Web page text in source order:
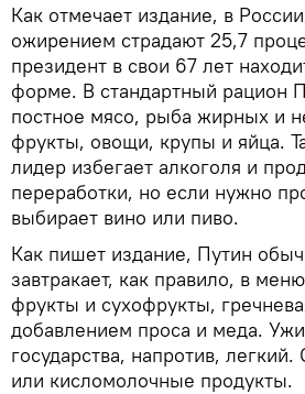
Как отмечает издание, в
ожирением страдают 25,7
президент в свои 67 лет
форме. В стандартный рацион
постное мясо, рыба жирных и
фрукты, овощи, крупы и яйца.
лидер избегает алкоголя и
переработки, но если нужно
выбирает вино или пиво.
Как пишет издание, Путин
завтракает, как правило, в
фрукты и сухофрукты,
добавлением проса и меда.
государства, напротив,
или кисломолочные продукты.